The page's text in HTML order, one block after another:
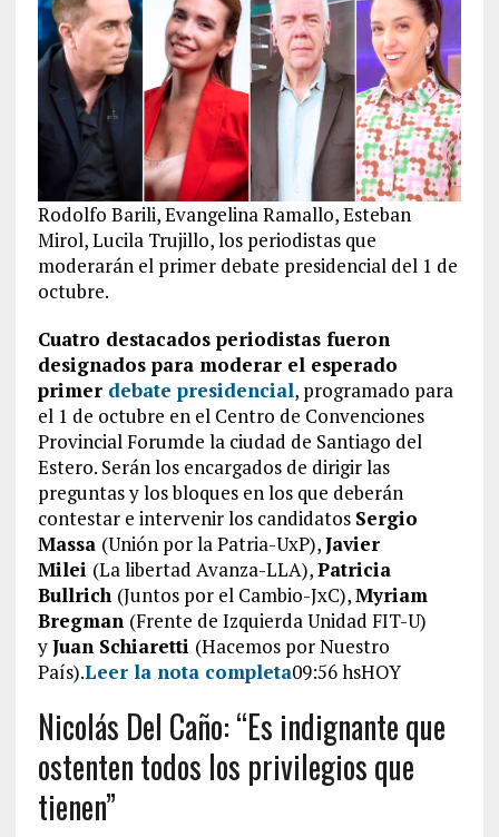
Rodolfo Barili, Evangelina Ramallo, Esteban
Mirol, Lucila Trujillo, los periodistas que
moderarán el primer debate presidencial del 1 de
octubre.
Cuatro destacados periodistas fueron
designados para moderar el esperado
primer debate presidencial, programado para
el 1 de octubre en el Centro de Convenciones
Provincial Forumde la ciudad de Santiago del
Estero. Serán los encargados de dirigir las
preguntas y los bloques en los que deberán
contestar e intervenir los candidatos Sergio
Massa (Unión por la Patria-UxP),Javier
Milei (La libertad Avanza-LLA),Patricia
Bullrich (Juntos por el Cambio-JxC),Myriam
Bregman (Frente de Izquierda Unidad FIT-U)
yJuan Schiaretti (Hacemos por Nuestro
País).Leer la nota completa09:56 hsHOY
Nicolás Del Caño: “Es indignante que
ostenten todos los privilegios que
tienen”